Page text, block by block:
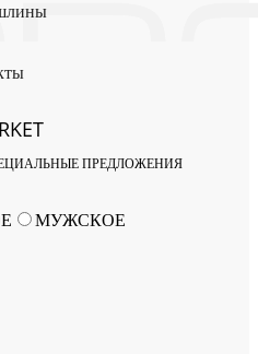
ПРЕДЛОЖЕНИЯ
МУЖСКОЕ